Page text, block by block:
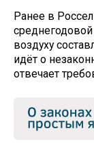
Ранее в
среднегодовой
воздуху
идёт о
отвечает